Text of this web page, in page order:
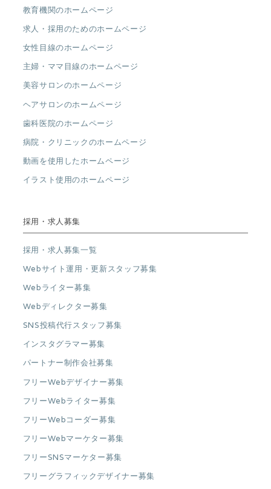
教育機関のホームページ
求人・採用のためのホームページ
女性目線のホームページ
主婦・ママ目線のホームページ
美容サロンのホームページ
ヘアサロンのホームページ
歯科医院のホームページ
病院・クリニックのホームページ
動画を使用したホームページ
イラスト使用のホームページ
採用・求人募集
採用・求人募集一覧
Webサイト運用・更新スタッフ募集
Webライター募集
Webディレクター募集
SNS投稿代行スタッフ募集
インスタグラマー募集
パートナー制作会社募集
フリーWebデザイナー募集
フリーWebライター募集
フリーWebコーダー募集
フリーWebマーケター募集
フリーSNSマーケター募集
フリーグラフィックデザイナー募集